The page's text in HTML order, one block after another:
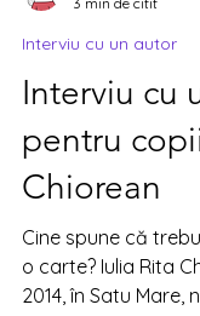
3 min de citit
Interviu cu un autor
Interviu cu
pentru
Chiorean
Cine spune că